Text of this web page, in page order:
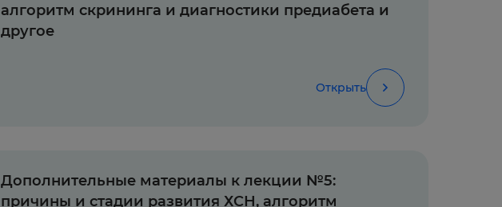
алгоритм скрининга и диагностики предиабета и
другое
Открыть
Дополнительные материалы к лекции №5:
причины и стадии развития ХСН, алгоритм